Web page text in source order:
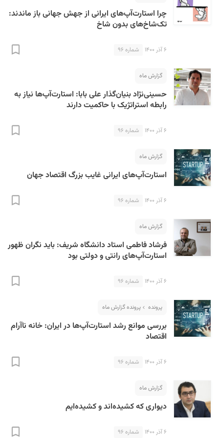
چرا استارت‌آپ‌های ایرانی از جهش جهانی باز ماندند:
تک‌شاخ‌های بدون شاخ
۶ آذر ۱۴۰۰ شماره ۹۶
گزارش ماه
حسینی‌نژاد بنیان‌گذار علی بابا: استارت‌آپ‌ها نیاز به
رابطه استراتژیک با حاکمیت دارند
۶ آذر ۱۴۰۰ شماره ۹۶
گزارش ماه
استارت‌آپ‌های ایرانی غایب بزرگ اقتصاد جهان
۶ آذر ۱۴۰۰ شماره ۹۶
گزارش ماه
فرشاد فاطمی استاد دانشگاه شریف: باید نگران ظهور
استارت‌آپ‌های رانتی و دولتی بود
۶ آذر ۱۴۰۰ شماره ۹۶
پرونده پرونده گزارش ماه
بررسی موانع رشد استارت‌آپ‌ها در ایران: خانه ناآرام
اقتصاد
۶ آذر ۱۴۰۰ شماره ۹۶
گزارش ماه
دیواری که کشیده‌اند و کشیده‌ایم
۶ آذر ۱۴۰۰ شماره ۹۶